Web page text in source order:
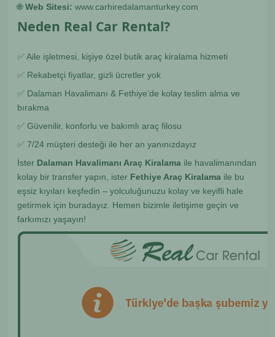
🌐Web Sitesi: www.carhiredalamanturkey.com
Neden Real Car Rental?
✅ Aile işletmesi, kişiye özel butik araç kiralama hizmeti
✅ Rekabetçi fiyatlar, gizli ücretler yok
✅ Dalaman Havalimanı & Fethiye’de kolay teslim alma ve
bırakma
✅ Güvenilir, konforlu ve bakımlı araç filosu
✅ 7/24 müşteri desteği ile her an yanınızdayız
İster Dalaman Havalimanı Araç Kiralama ile havalimanından
kolay bir transfer yapın, ister Fethiye Araç Kiralama ile bu
eşsiz kıyıları keşfedin – yolculuğunuzu kolay ve keyifli hale
getirmek için buradayız. Hemen bizimle iletişime geçin ve
farkımızı yaşayın!